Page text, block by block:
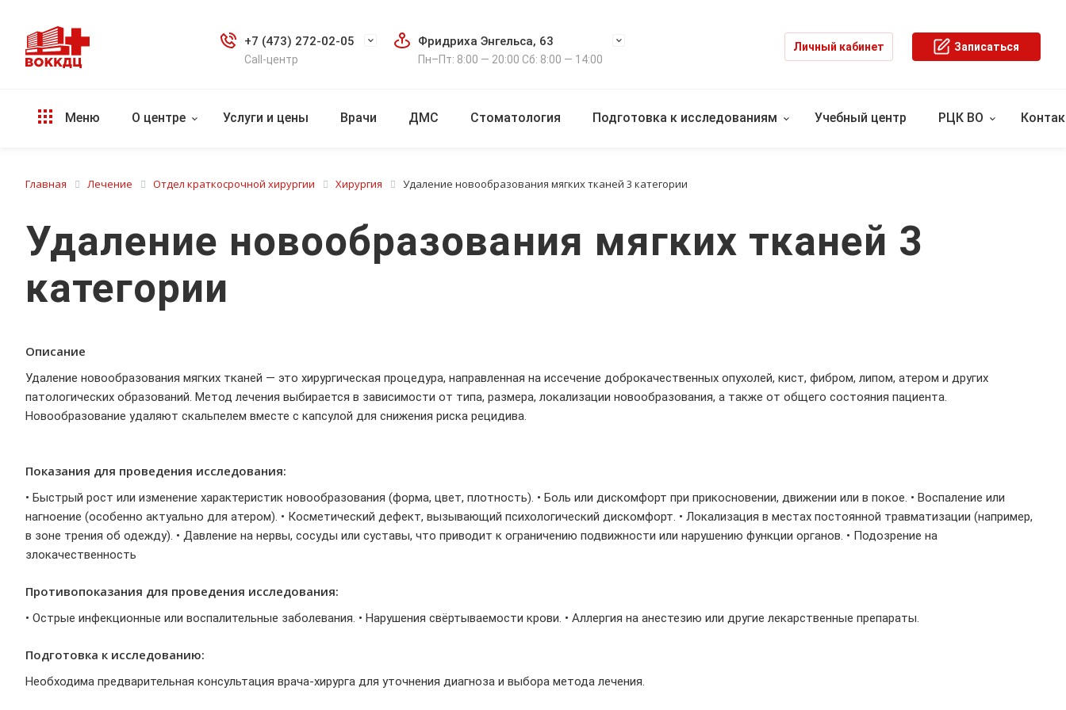
+7 (473) 272-02-05
Call-центр
Фридриха Энгельса, 63
Пн–Пт: 8:00 — 20:00 Сб: 8:00 — 14:00
Личный кабинет Записаться
Меню О центре Услуги и цены Врачи ДМС Стоматология Подготовка к исследованиям Учебный центр РЦК ВО
Главная Лечение Отдел краткосрочной хирургии Хирургия Удаление новообразования мягких тканей 3 категории
Удаление новообразования мягких тканей 3
категории
Описание
Удаление новообразования мягких тканей — это хирургическая процедура, направленная на иссечение доброкачественных опухолей, кист, фибром, липом, атером и других
патологических образований. Метод лечения выбирается в зависимости от типа, размера, локализации новообразования, а также от общего состояния пациента.
Новообразование удаляют скальпелем вместе с капсулой для снижения риска рецидива.
Показания для проведения исследования:
• Быстрый рост или изменение характеристик новообразования (форма, цвет, плотность). • Боль или дискомфорт при прикосновении, движении или в покое. • Воспаление или
нагноение (особенно актуально для атером). • Косметический дефект, вызывающий психологический дискомфорт. • Локализация в местах постоянной травматизации (например,
в зоне трения об одежду). • Давление на нервы, сосуды или суставы, что приводит к ограничению подвижности или нарушению функции органов. • Подозрение на
злокачественность
Противопоказания для проведения исследования:
• Острые инфекционные или воспалительные заболевания. • Нарушения свёртываемости крови. • Аллергия на анестезию или другие лекарственные препараты.
Подготовка к исследованию:
Необходима предварительная консультация врача-хирурга для уточнения диагноза и выбора метода лечения.